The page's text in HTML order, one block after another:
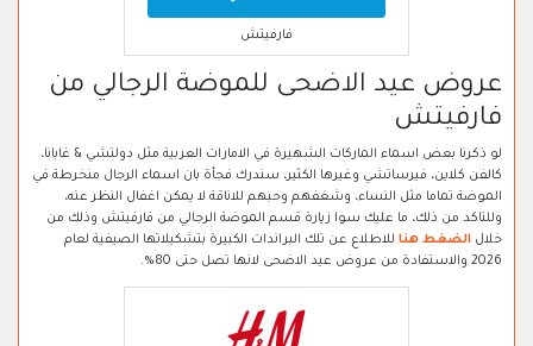
فارفيتش
عروض عيد الاضحى للموضة الرجالي من
فارفيتش
لو ذكرنا بعض اسماء الماركات الشهيرة في الامارات العربية مثل دولتشي & غابانا،
كالفن كلاين، فيرساتشي وغيرها الكثير، سندرك فجأة بان اسماء الرجال منخرطة في
الموضة تماما مثل النساء، وشغفهم وحبهم للاناقة لا يمكن اغفال النظر عنه،
وللتاكد من ذلك، ما عليك سوا زيارة قسم الموضة الرجالي من فارفيتش وذلك من
خلال الضغط هنا للاطلاع عن تلك البراندات الكبيرة بتشكيلاتها الصيفية لعام
2026 والاستفادة من عروض عيد الاضحى لانها تصل حتى 80%.